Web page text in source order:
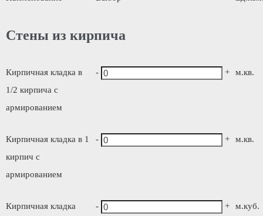
Стены из кирпича
Кирпичная кладка в
1/2 кирпича с
армированием
- + м.кв.
Кирпичная кладка в 1
кирпич с
армированием
- + м.кв.
Кирпичная кладка
- + м.куб.